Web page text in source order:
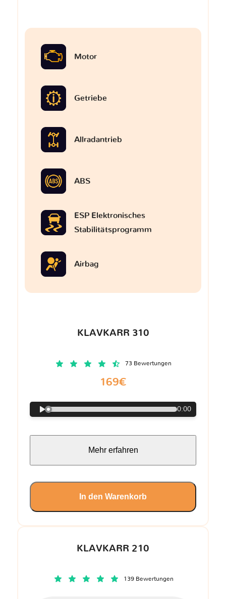
KLAVKARR 210
139 Bewertungen
Motor
Getriebe
Allradantrieb
ABS
ESP Elektronisches
Stabilitätsprogramm
Airbag
KLAVKARR 310
73 Bewertungen
169€
0:00
Mehr erfahren
In den Warenkorb